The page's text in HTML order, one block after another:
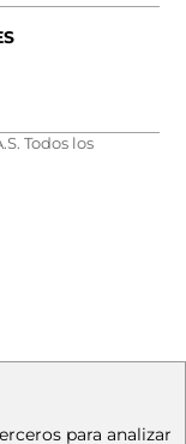
Todos los
para analizar